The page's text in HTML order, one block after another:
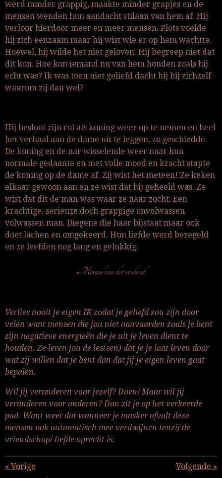
werd minder grappig, maakte minder grapjes en de
mensen wenden hun aandacht stilaan van hem af. Hij
verloor hierdoor meer en meer mensen. Plots voelde
hij zich eenzaam maar hij wist wie er op hem wachtte.
Hoewel, hij wilde het niet geloven. Hij begreep niet dat
dit kon. Hoe kon iemand nu van hem houden zoals hij
echt was? Ik was toen niet geliefd dacht hij bij zichzelf
waarom zij dan wel?
Hij besloot zijn rol als koning weer op te nemen en heel
het verhaal aan de dame uit te leggen, zo geschiedde.
De koning en de nar wisselende weer naar hun
normale gedaante en met volle moed en kracht stapte
de koning op de dame af. Zij wist het meteen! Ze keken
elkaar gewoon aan en ze wist dat hij geheeld was. Ze
wist dat dit de man was waar ze naar zocht. Een
krachtige, serieuze doch grappige onvolwassen
volwassen man. Diegene die haar bijstaat maar ook
doet lachen en omgekeerd. Hun liefde werd bezegeld
en ze leefden nog lang en gelukkig.
Moraal van het verhaal:
Verlies nooit je eigen IK zodat je geliefd zou zijn door
velen want mensen die jou niet aanvaarden zoals je bent
zijn negatieve energieën die je uit je leven dient te
houden. Ze leren jou de les(sen) dat je je laat leven door
wat zij willen dat je bent dan dat jij je eigen leven gaat
bepalen.
Wil jij veranderen voor jezelf? Doen! Maar wil jij
veranderen voor anderen? Dan zit je op het verkeerde
pad. Want weet dat wanneer je masker afvalt deze
mensen ook automatisch mee verdwijnen tenzij de
vriendschap/ liefde oprecht is.
« Vorige Volgende »